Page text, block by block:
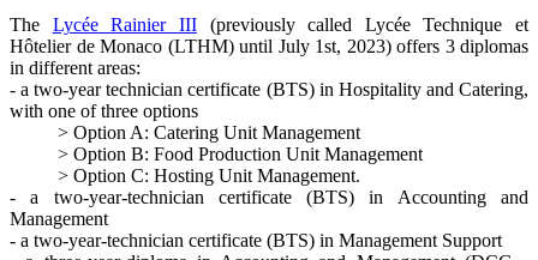
The Lycée Rainier III(previously called Lycée Technique et
Hôtelier de Monaco (LTHM) until July 1st, 2023) offers 3 diplomas
in different areas:
- a two-year technician certificate (BTS) in Hospitality and Catering,
with one of three options
> Option A: Catering Unit Management
> Option B: Food Production Unit Management
> Option C: Hosting Unit Management.
- a two-year-technician certificate (BTS) in Accounting and
Management
- a two-year-technician certificate (BTS) in Management Support